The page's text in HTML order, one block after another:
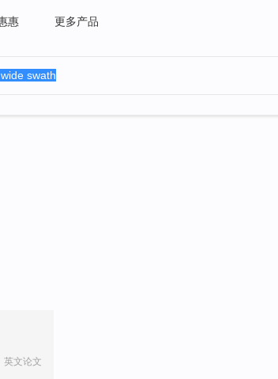
惠 更多产品
英文论文